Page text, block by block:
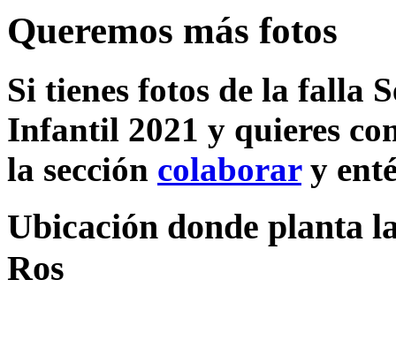
Queremos más fotos
Si tienes fotos de la falla
Infantil 2021 y quieres
la sección colaborary
Ubicación donde planta
Ros